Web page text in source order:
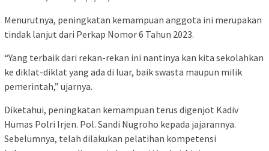
Menurutnya, peningkatan kemampuan anggota ini merupakan
tindak lanjut dari Perkap Nomor 6 Tahun 2023.
“Yang terbaik dari rekan-rekan ini nantinya kan kita sekolahkan
ke diklat-diklat yang ada di luar, baik swasta maupun milik
pemerintah,” ujarnya.
Diketahui, peningkatan kemampuan terus digenjot Kadiv
Humas Polri Irjen. Pol. Sandi Nugroho kepada jajarannya.
Sebelumnya, telah dilakukan pelatihan kompetensi